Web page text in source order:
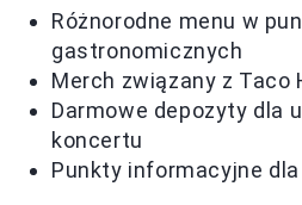
Różnorodne menu w
gastronomicznych
Merch związany z Taco
Darmowe depozyty dla
koncertu
Punkty informacyjne